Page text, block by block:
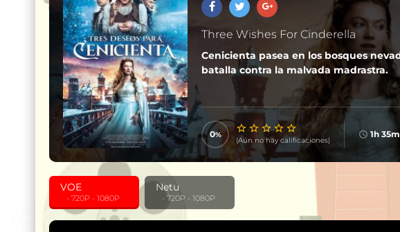
Three Wishes For Cinderella
Cenicienta pasea en los bosques
batalla contra la malvada madrastra.
0
(Aún no hay calificaciones)
1h 35m
VOE
‎ ‎ ‎ - 720P - 1080P
Netu
‎ ‎ ‎ - 720P - 1080P